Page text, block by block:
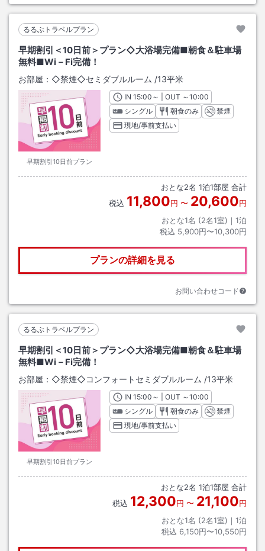
るるぶトラベルプラン
早期割引＜10日前＞プラン◇大浴場完備■朝食＆駐車場
無料■Wi－Fi完備！
お部屋： ◇禁煙◇セミダブルルーム /13平米
早期割引10日前プラン
INチェックイン
15:00 ～ | OUT チェックアウト
～10:00
シングル
朝食のみ
禁煙
現地/事前支払い
おとな2名 1泊1部屋 合計
税込 11,800円 〜 20,600円
おとな1名 (2名1室)｜ 1泊
税込 5,900円〜10,300円
プランの詳細を見る
お問い合わせコード
るるぶトラベルプラン
早期割引＜10日前＞プラン◇大浴場完備■朝食＆駐車場
無料■Wi－Fi完備！
お部屋： ◇禁煙◇コンフォートセミダブルルーム /13平米
早期割引10日前プラン
INチェックイン
15:00 ～ | OUT チェックアウト
～10:00
シングル
朝食のみ
禁煙
現地/事前支払い
おとな2名 1泊1部屋 合計
税込 12,300円 〜 21,100円
おとな1名 (2名1室)｜ 1泊
税込 6,150円〜10,550円